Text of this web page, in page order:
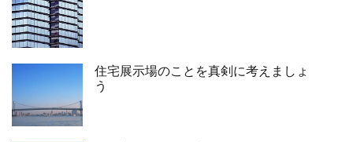
住宅展示場のことを真剣に考えましょ
う